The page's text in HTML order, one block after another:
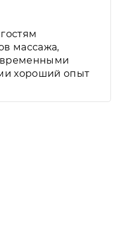
массажа,
хороший опыт